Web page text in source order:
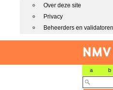
Over deze site
Privacy
Beheerders en validatoren
a b